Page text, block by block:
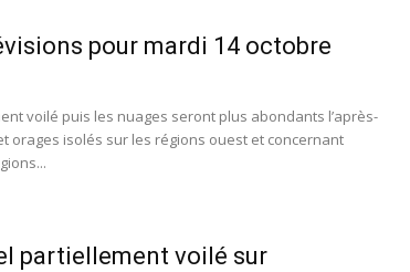
pour mardi 14 octobre
voilé puis les nuages seront plus abondants l’après-
orages isolés sur les régions ouest et concernant
partiellement voilé sur